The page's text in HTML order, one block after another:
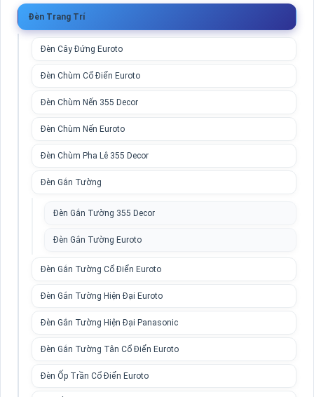
Đèn Trang Trí
Đèn Cây Đứng Euroto
Đèn Chùm Cổ Điển Euroto
Đèn Chùm Nến 355 Decor
Đèn Chùm Nến Euroto
Đèn Chùm Pha Lê 355 Decor
Đèn Gắn Tường
Đèn Gắn Tường 355 Decor
Đèn Gắn Tường Euroto
Đèn Gắn Tường Cổ Điển Euroto
Đèn Gắn Tường Hiện Đại Euroto
Đèn Gắn Tường Hiện Đại Panasonic
Đèn Gắn Tường Tân Cổ Điển Euroto
Đèn Ốp Trần Cổ Điển Euroto